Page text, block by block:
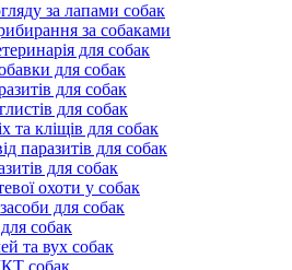
за лапами собак
за собаками
для собак
для собак
для собак
для собак
та кліщів для собак
паразитів для собак
для собак
охоти у собак
для собак
собак
та вух собак
собак